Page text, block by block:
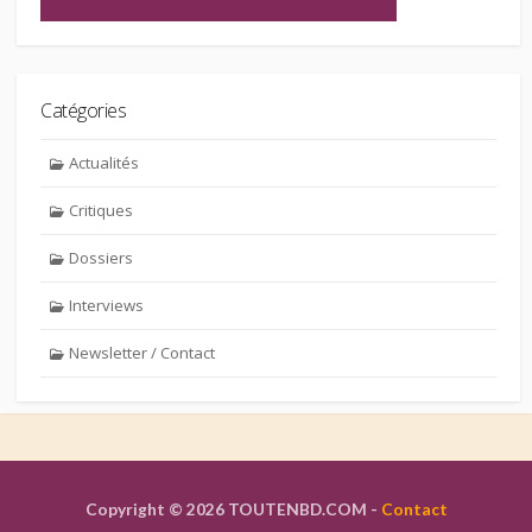
Catégories
Actualités
Critiques
Dossiers
Interviews
Newsletter / Contact
Copyright © 2026 TOUTENBD.COM - Contact